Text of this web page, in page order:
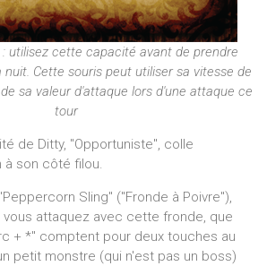
utilisez cette capacité avant de prendre
Cette souris peut utiliser sa vitesse de
sa valeur d'attaque lors d'une attaque ce
tour
de Ditty, "Opportuniste", colle
à son côté filou.
Sling" ("Fronde à Poivre"),
attaquez avec cette fronde, que
+ *" comptent pour deux touches au
petit monstre (qui n'est pas un boss)